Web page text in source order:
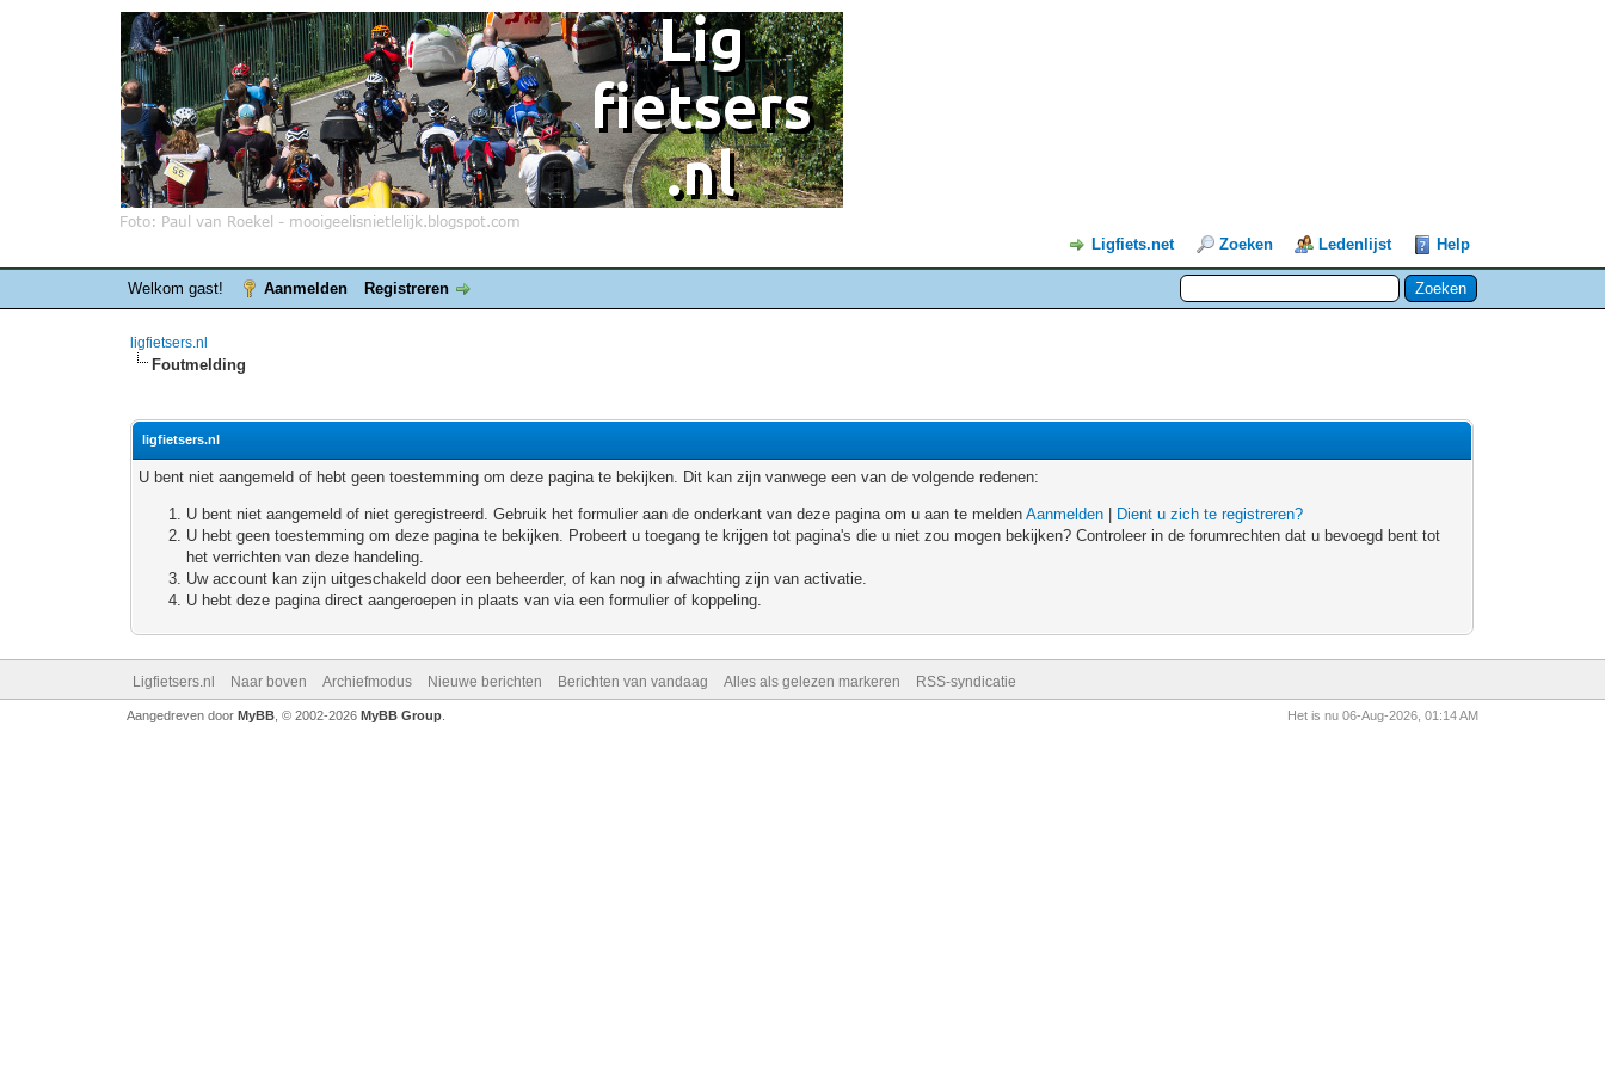
Ligfiets.net Zoeken Ledenlijst Help
Welkom gast! Aanmelden Registreren
ligfietsers.nl
Foutmelding
ligfietsers.nl
U bent niet aangemeld of hebt geen toestemming om deze pagina te bekijken. Dit kan zijn vanwege een van de volgende redenen:
U bent niet aangemeld of niet geregistreerd. Gebruik het formulier aan de onderkant van deze pagina om u aan te meldenAanmelden
Dient u zich te registreren?
U hebt geen toestemming om deze pagina te bekijken. Probeert u toegang te krijgen tot pagina's die u niet zou mogen bekijken? Controleer in de forumrechten dat u bevoegd bent tot
het verrichten van deze handeling.
Uw account kan zijn uitgeschakeld door een beheerder, of kan nog in afwachting zijn van activatie.
U hebt deze pagina direct aangeroepen in plaats van via een formulier of koppeling.
Ligfietsers.nl Naar boven Archiefmodus Nieuwe berichten Berichten van vandaag Alles als gelezen markeren RSS-syndicatie
Het is nu 06-Aug-2026, 01:14 AM
Aangedreven door MyBB, © 2002-2026 MyBB Group.